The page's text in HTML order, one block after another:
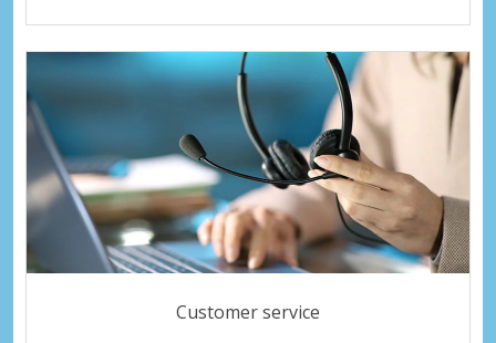
Customer service